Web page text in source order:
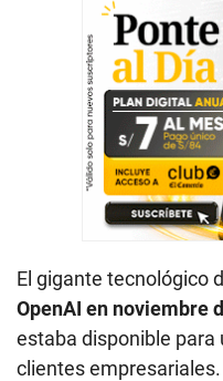
El gigante tecnológico
OpenAI en noviembre
estaba disponible
clientes